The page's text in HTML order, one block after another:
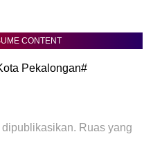
CONTENT
Pekalongan#
Ruas yang